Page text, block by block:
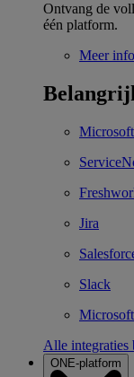
Ontvang de
één platform.
Meer
Jira
Slack
Alle integraties
ONE-platform